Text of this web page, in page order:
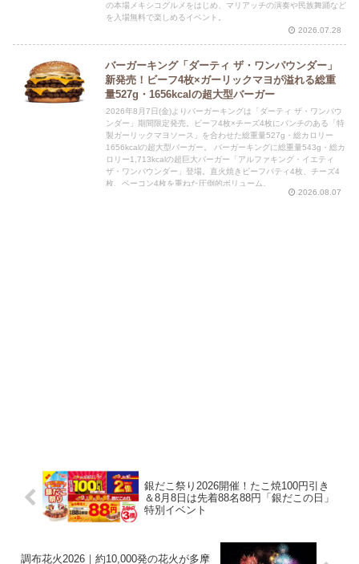
の本場メキシコグルメをはじめ、マリアッチの演奏や民族舞踊など
を入場無料で楽しめるイベント。
2026.07.28
バーガーキング「ダーティ ザ・ワンパウンダー」
新発売！ビーフ4枚×ガーリックマヨが溢れる総重
量527g・1656kcalの超大型バーガー
2026年8月7日(金)よりバーガーキングは「ダーティ ザ・ワンパウ
ンダー」期間限定発売。ビーフ4枚×チーズ4枚にパンチのある「特
製ガーリックマヨソース」を合わせた総重量527g・総カロリー
1656kcalの超大型バーガー。 バーガーキングに総重量543g・総カ
ロリー1,713kcalの超巨大バーガー「アルファキング・イエティ
ザ・ワンパウンダー」登場。直火焼きビーフパティ4枚、チーズ4
枚、ベーコン4枚を重ねた圧倒的ボリューム。
2026.08.07
銀だこ祭り2026開催！たこ焼100円引き
＆8月8日は先着88名88円「銀だこの日」
特別イベント
調布花火2026｜約10,000発の花火が多摩